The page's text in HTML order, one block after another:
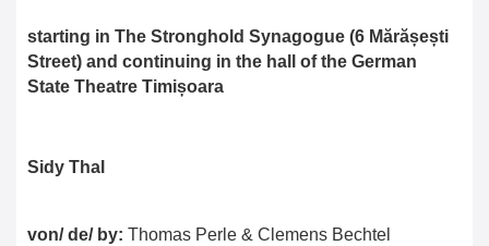
starting in The Stronghold Synagogue (6 Mărășești
Street) and continuing in the hall of the German
State Theatre Timișoara
Sidy Thal
von/ de/ by: Thomas Perle & Clemens Bechtel